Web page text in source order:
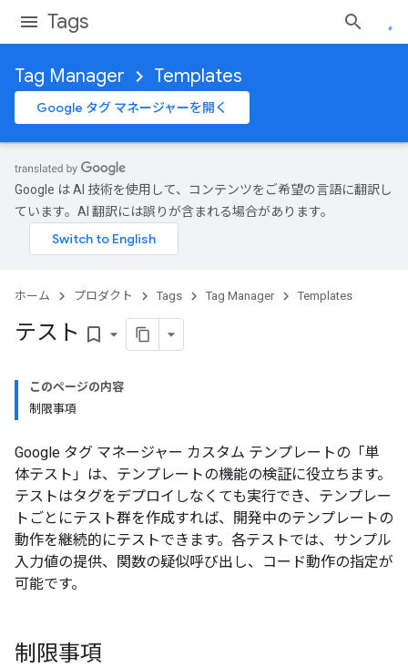
Tags
Tag Manager Templates
Google タグ マネージャーを開く
Google は AI 技術を使用して、コンテンツをご希望の言語に翻訳し
ています。AI 翻訳には誤りが含まれる場合があります。
ホーム プロダクト Tags Tag Manager Templates
テスト bookmark_border
このページの内容
制限事項
Google タグ マネージャー カスタム テンプレートの「単
体テスト」は、テンプレートの機能の検証に役立ちます。
テストはタグをデプロイしなくても実行でき、テンプレー
トごとにテスト群を作成すれば、開発中のテンプレートの
動作を継続的にテストできます。各テストでは、サンプル
入力値の提供、関数の疑似呼び出し、コード動作の指定が
可能です。
制限事項